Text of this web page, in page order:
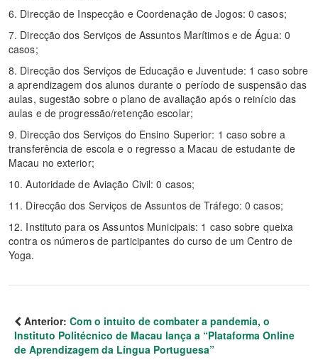
6. Direcção de Inspecção e Coordenação de Jogos: 0 casos;
7. Direcção dos Serviços de Assuntos Marítimos e de Água: 0
casos;
8. Direcção dos Serviços de Educação e Juventude: 1 caso sobre
a aprendizagem dos alunos durante o período de suspensão das
aulas, sugestão sobre o plano de avaliação após o reinício das
aulas e de progressão/retenção escolar;
9. Direcção dos Serviços do Ensino Superior: 1 caso sobre a
transferência de escola e o regresso a Macau de estudante de
Macau no exterior;
10. Autoridade de Aviação Civil: 0 casos;
11. Direcção dos Serviços de Assuntos de Tráfego: 0 casos;
12. Instituto para os Assuntos Municipais: 1 caso sobre queixa
contra os números de participantes do curso de um Centro de
Yoga.
Anterior: Com o intuito de combater a pandemia, o
Instituto Politécnico de Macau lança a “Plataforma Online
de Aprendizagem da Língua Portuguesa”